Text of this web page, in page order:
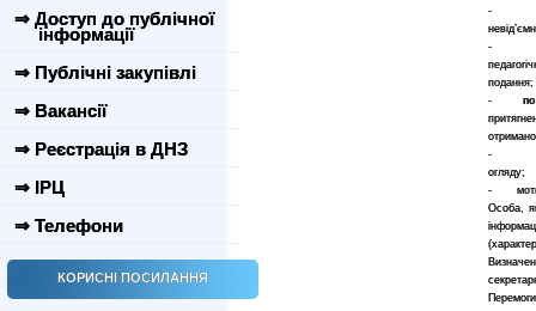
⇒ Доступ до публічної
інформації
⇒ Публічні закупівлі
⇒ Вакансії
⇒ Реєстрація в ДНЗ
⇒ ІРЦ
⇒ Телефони
КОРИСНІ ПОСИЛАННЯ
- копія
- копія
подання;
-
-
огляду;
-
Особа,